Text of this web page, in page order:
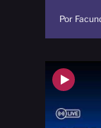
Por